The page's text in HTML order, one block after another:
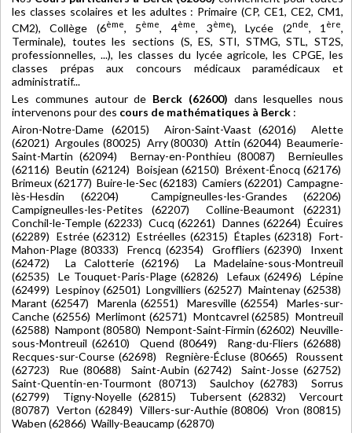
les classes scolaires et les adultes : Primaire (CP, CE1, CE2, CM1,
CM2), Collège (6ème, 5ème, 4ème, 3ème), Lycée (2nde, 1 ère,
Terminale), toutes les sections (S, ES, STI, STMG, STL, ST2S,
professionnelles, ...), les classes du lycée agricole, les CPGE, les
classes prépas aux concours médicaux paramédicaux et
administratif...
Les communes autour de Berck (62600) dans lesquelles nous
intervenons pour des cours de mathématiques à Berck :
Airon-Notre-Dame (62015) Airon-Saint-Vaast (62016) Alette
(62021) Argoules (80025) Arry (80030) Attin (62044) Beaumerie-
Saint-Martin (62094) Bernay-en-Ponthieu (80087) Bernieulles
(62116) Beutin (62124) Boisjean (62150) Bréxent-Énocq (62176)
Brimeux (62177) Buire-le-Sec (62183) Camiers (62201) Campagne-
lès-Hesdin (62204) Campigneulles-les-Grandes (62206)
Campigneulles-les-Petites (62207) Colline-Beaumont (62231)
Conchil-le-Temple (62233) Cucq (62261) Dannes (62264) Écuires
(62289) Estrée (62312) Estréelles (62315) Étaples (62318) Fort-
Mahon-Plage (80333) Frencq (62354) Groffliers (62390) Inxent
(62472) La Calotterie (62196) La Madelaine-sous-Montreuil
(62535) Le Touquet-Paris-Plage (62826) Lefaux (62496) Lépine
(62499) Lespinoy (62501) Longvilliers (62527) Maintenay (62538)
Marant (62547) Marenla (62551) Maresville (62554) Marles-sur-
Canche (62556) Merlimont (62571) Montcavrel (62585) Montreuil
(62588) Nampont (80580) Nempont-Saint-Firmin (62602) Neuville-
sous-Montreuil (62610) Quend (80649) Rang-du-Fliers (62688)
Recques-sur-Course (62698) Regnière-Écluse (80665) Roussent
(62723) Rue (80688) Saint-Aubin (62742) Saint-Josse (62752)
Saint-Quentin-en-Tourmont (80713) Saulchoy (62783) Sorrus
(62799) Tigny-Noyelle (62815) Tubersent (62832) Vercourt
(80787) Verton (62849) Villers-sur-Authie (80806) Vron (80815)
Waben (62866) Wailly-Beaucamp (62870)